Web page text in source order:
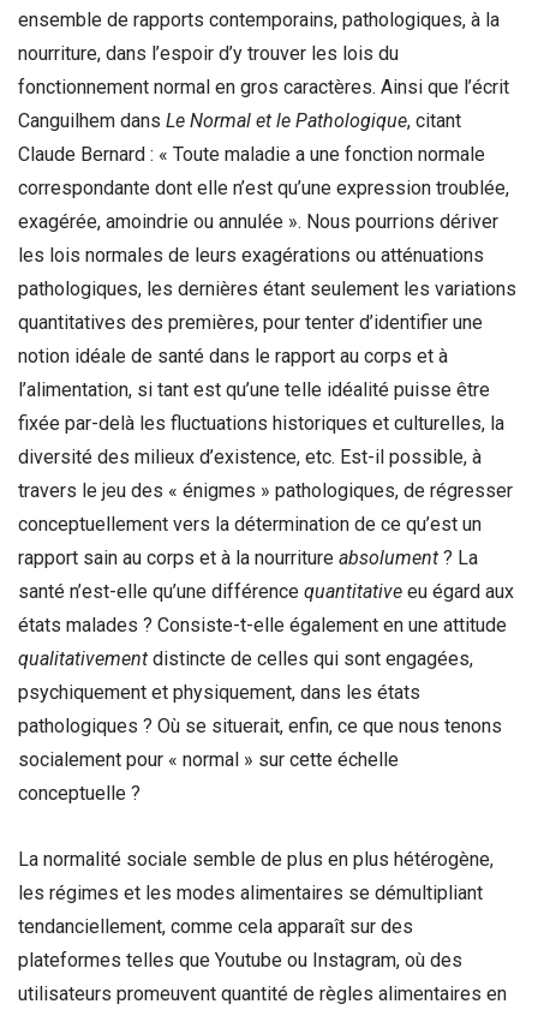
ensemble de rapports contemporains, pathologiques, à la
nourriture, dans l’espoir d’y trouver les lois du
fonctionnement normal en gros caractères. Ainsi que l’écrit
Canguilhem dans Le Normal et le Pathologique, citant
Claude Bernard : « Toute maladie a une fonction normale
correspondante dont elle n’est qu’une expression troublée,
exagérée, amoindrie ou annulée ». Nous pourrions dériver
les lois normales de leurs exagérations ou atténuations
pathologiques, les dernières étant seulement les variations
quantitatives des premières, pour tenter d’identifier une
notion idéale de santé dans le rapport au corps et à
l’alimentation, si tant est qu’une telle idéalité puisse être
fixée par-delà les fluctuations historiques et culturelles, la
diversité des milieux d’existence, etc. Est-il possible, à
travers le jeu des « énigmes » pathologiques, de régresser
conceptuellement vers la détermination de ce qu’est un
rapport sain au corps et à la nourriture absolument ? La
santé n’est-elle qu’une différence quantitative eu égard aux
états malades ? Consiste-t-elle également en une attitude
qualitativement distincte de celles qui sont engagées,
psychiquement et physiquement, dans les états
pathologiques ? Où se situerait, enfin, ce que nous tenons
socialement pour « normal » sur cette échelle
conceptuelle ?
La normalité sociale semble de plus en plus hétérogène,
les régimes et les modes alimentaires se démultipliant
tendanciellement, comme cela apparaît sur des
plateformes telles que Youtube ou Instagram, où des
utilisateurs promeuvent quantité de règles alimentaires en